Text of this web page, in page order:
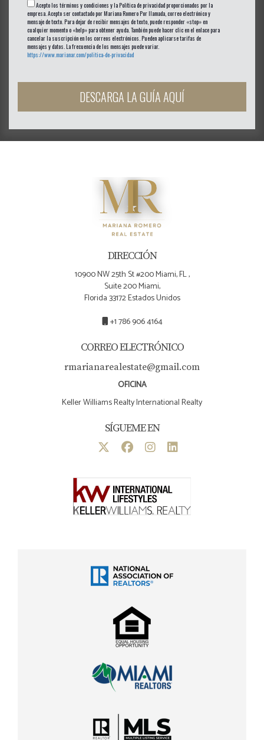
Acepto los términos y condiciones y la Política de privacidad proporcionados por la
empresa. Acepto ser contactado por Mariana Romero Por llamada, correo electrónico y
mensaje de texto. Para dejar de recibir mensajes de texto, puede responder «stop» en
cualquier momento o «help» para obtener ayuda. También puede hacer clic en el enlace para
cancelar la suscripción en los correos electrónicos. Pueden aplicarse tarifas de
mensajes y datos. La frecuencia de los mensajes puede variar.
https://www.marianar.com/politica-de-privacidad
DESCARGA LA GUÍA AQUÍ
DIRECCIÓN
10900 NW 25th St #200 Miami, FL ,
Suite 200 Miami,
Florida 33172 Estados Unidos
+1 786 906 4164
CORREO ELECTRÓNICO
rmarianarealestate@gmail.com
OFICINA
Keller Williams Realty International Realty
SÍGUEME EN